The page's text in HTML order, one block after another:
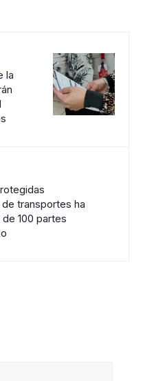
la
transportes ha
100 partes